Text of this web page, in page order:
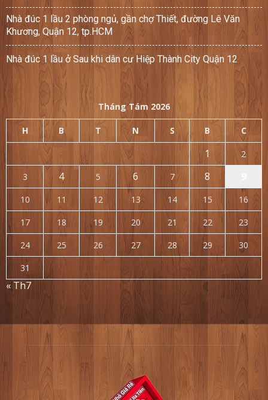
Nhà đúc 1 lầu 2 phòng ngủ, gần chợ Thiết, đường Lê Văn
Khương, Quận 12, tp.HCM
Nhà đúc 1 lầu ở Sau khi dân cư Hiệp Thành City Quận 12
Tháng Tám 2026
H B T N S B C
1
2
3
4 5 6 7 8
10 11 12 13 14 15
16
17
18 19 20 21 22
23
24
25 26 27 28 29
30
31
« Th7